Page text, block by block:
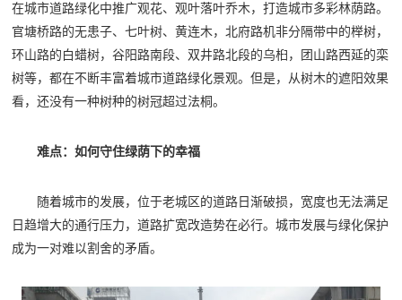
在城市道路绿化中推广观花、观叶落叶乔木，打造城市多彩林荫路。
官塘桥路的无患子、七叶树、黄连木，北府路机非分隔带中的榉树，
环山路的白蜡树，谷阳路南段、双井路北段的乌桕，团山路西延的栾
树等，都在不断丰富着城市道路绿化景观。但是，从树木的遮阳效果
看，还没有一种树种的树冠超过法桐。
难点：如何守住绿荫下的幸福
随着城市的发展，位于老城区的道路日渐破损，宽度也无法满足
日趋增大的通行压力，道路扩宽改造势在必行。城市发展与绿化保护
成为一对难以割舍的矛盾。